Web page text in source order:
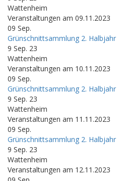
Wattenheim
Veranstaltungen am 09.11.2023
09 Sep.
Grünschnittsammlung 2. Halbjahr
9 Sep. 23
Wattenheim
Veranstaltungen am 10.11.2023
09 Sep.
Grünschnittsammlung 2. Halbjahr
9 Sep. 23
Wattenheim
Veranstaltungen am 11.11.2023
09 Sep.
Grünschnittsammlung 2. Halbjahr
9 Sep. 23
Wattenheim
Veranstaltungen am 12.11.2023